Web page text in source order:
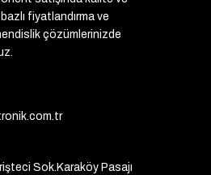
fiyatlandırma ve
çözümlerinizde
Sok.Karaköy Pasajı